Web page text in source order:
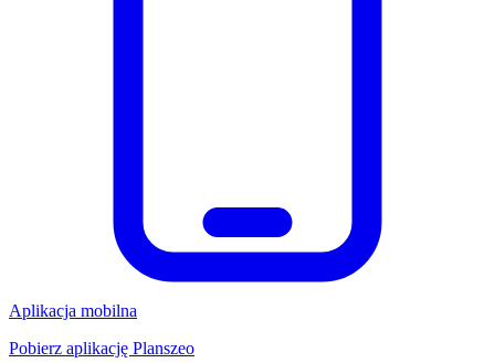
Aplikacja mobilna
Pobierz aplikację Planszeo